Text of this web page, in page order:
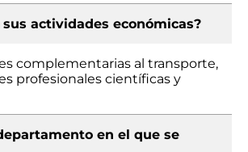
sus actividades económicas?
complementarias al transporte,
profesionales científicas y
en el que se